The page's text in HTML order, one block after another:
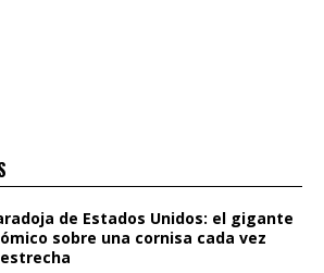
de Estados Unidos: el gigante
sobre una cornisa cada vez